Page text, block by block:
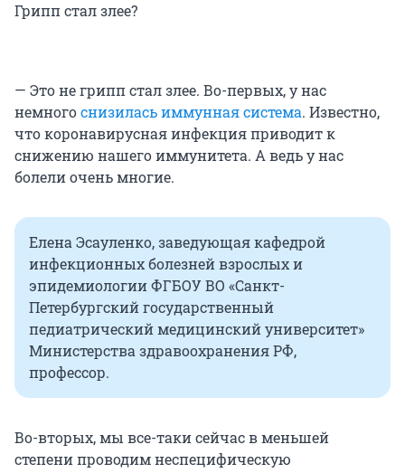
Грипп стал злее?
— Это не грипп стал злее. Во-первых, у нас
немногоснизилась иммунная система. Известно,
что коронавирусная инфекция приводит к
снижению нашего иммунитета. А ведь у нас
болели очень многие.
Елена Эсауленко, заведующая кафедрой
инфекционных болезней взрослых и
эпидемиологии ФГБОУ ВО «Санкт-
Петербургский государственный
педиатрический медицинский университет»
Министерства здравоохранения РФ,
профессор.
Во-вторых, мы все-таки сейчас в меньшей
степени проводим неспецифическую